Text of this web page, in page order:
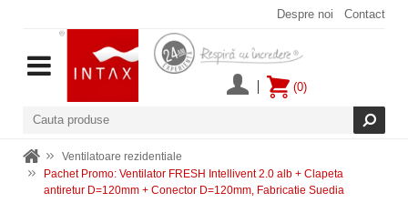
Despre noi Contact
(0)
Ventilatoare rezidentiale
Pachet Promo: Ventilator FRESH Intellivent 2.0 alb + Clapeta
antiretur D=120mm + Conector D=120mm, Fabricatie Suedia